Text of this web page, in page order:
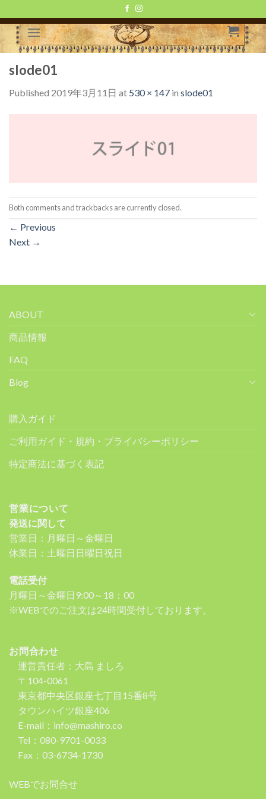
to
content
slode01
Published 2019年3月11日 at 530 × 147 in slode01
Both comments and trackbacks are currently closed.
← Previous
Next →
ABOUT
商品情報
FAQ
Blog
購入ガイド
ご利用ガイド・規約・プライバシーポリシー
特定商法に基づく表記
営業について
発送に関して
営業日：月曜日～金曜日
休業日：土曜日日曜日祝日
電話受付
月曜日～金曜日9:00～18：00
※WEBでのご注文は24時間受付しております。
お問合わせ
運営責任者：大島 ましろ
〒104-0061
東京都中央区銀座七丁目15番8号
タウンハイツ銀座406
E-mail：info@mashiro.co
Tel：080-9701-0033
Fax：03-6734-1730
WEBでお問合せ